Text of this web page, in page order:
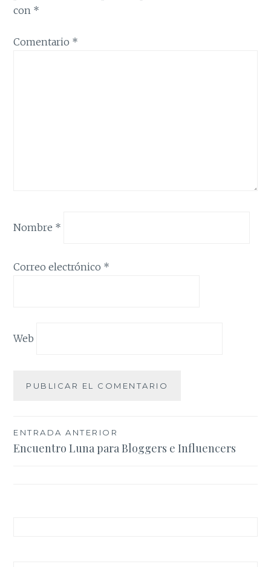
con *
Comentario *
Nombre *
Correo electrónico *
Web
Navegación
de
ENTRADA ANTERIOR
Encuentro Luna para Bloggers e Influencers